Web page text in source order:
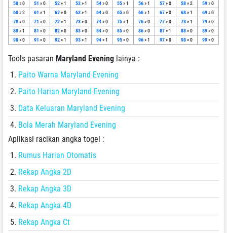
50» 0 51 » 0 52» 1 53» 1 54» 0 55» 1 56» 1 57» 0 58» 2 59» 0
60» 2 61 » 1 62» 0 63» 1 64» 0 65» 0 66» 1 67» 0 68» 1 69» 0
70» 0 71 » 0 72» 1 73» 0 74» 0 75» 1 76» 0 77» 0 78» 1 79» 0
80» 1 81 » 0 82» 0 83» 0 84» 0 85» 0 86» 0 87» 1 88» 0 89» 0
90» 0 91 » 0 92» 1 93» 1 94» 1 95» 0 96» 1 97» 0 98» 0 99» 0
Tools pasaran Maryland Evening lainya :
Paito Warna Maryland Evening
Paito Harian Maryland Evening
Data Keluaran Maryland Evening
Bola Merah Maryland Evening
Aplikasi racikan angka togel :
Rumus Harian Otomatis
Rekap Angka 2D
Rekap Angka 3D
Rekap Angka 4D
Rekap Angka Ct